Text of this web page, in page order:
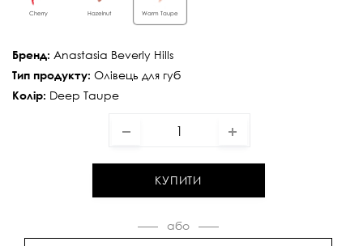
Cherry Hazelnut Warm Taupe
Бренд: Anastasia Beverly Hills
Тип продукту: Олівець для губ
Колір: Deep Taupe
КУПИТИ